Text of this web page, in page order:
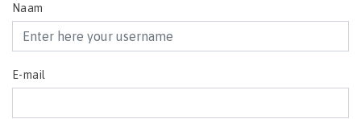
Naam
E-mail